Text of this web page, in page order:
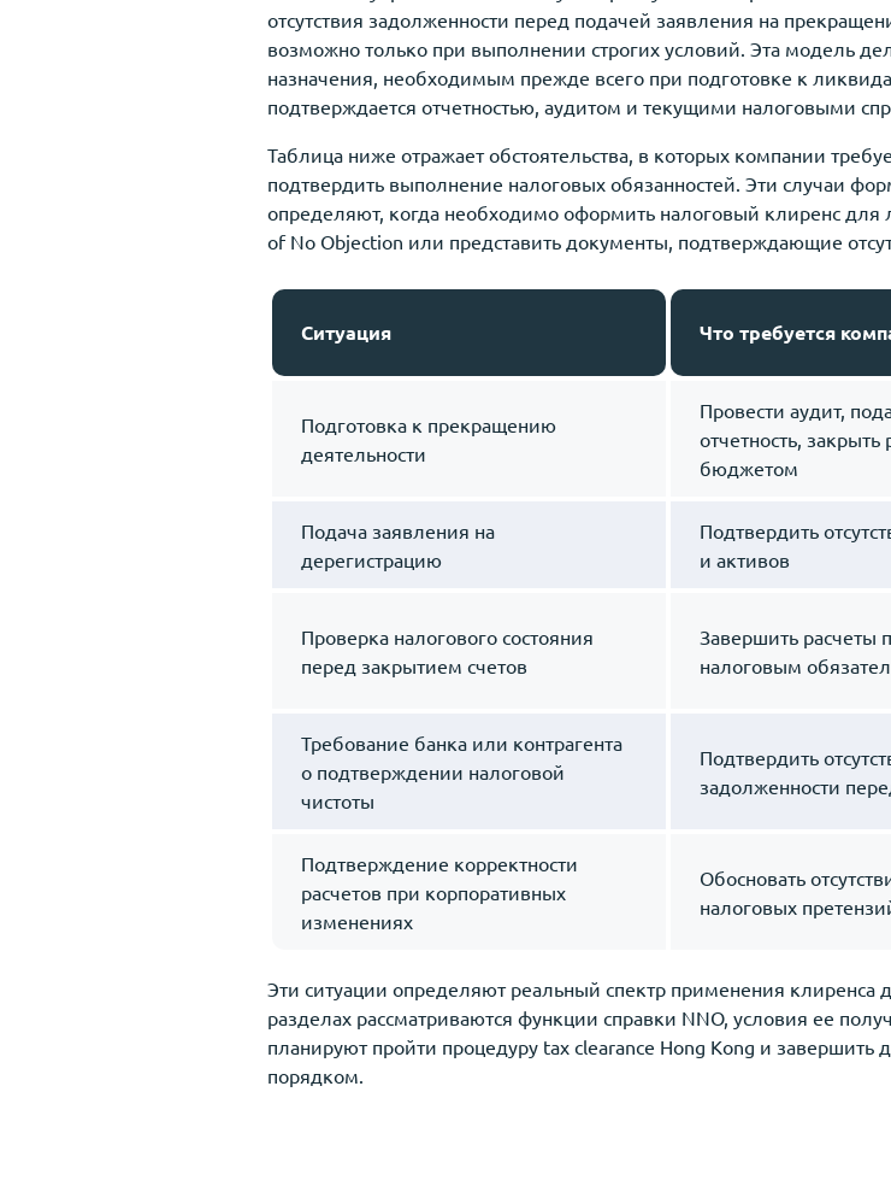
отсутствия задолженности перед подачей заявления на
возможно только при выполнении строгих условий. Эта модель
назначения, необходимым прежде всего при подготовке к
подтверждается отчетностью, аудитом и текущими налоговыми
Таблица ниже отражает обстоятельства, в которых компании
подтвердить выполнение налоговых обязанностей. Эти случаи
определяют, когда необходимо оформить налоговый клиренс для
of No Objection или представить документы, подтверждающие
Ситуация Что требуется
Подготовка к прекращению
деятельности
Провести аудит,
отчетность, закрыть
бюджетом
Подача заявления на
дерегистрацию
Подтвердить
и активов
Проверка налогового состояния
перед закрытием счетов
Завершить расчеты
налоговым
Требование банка или контрагента
о подтверждении налоговой
чистоты
Подтвердить
задолженности
Подтверждение корректности
расчетов при корпоративных
изменениях
Обосновать
налоговых
Эти ситуации определяют реальный спектр применения
разделах рассматриваются функции справки NNO, условия ее
планируют пройти процедуру tax clearance Hong Kong и завершить
порядком.